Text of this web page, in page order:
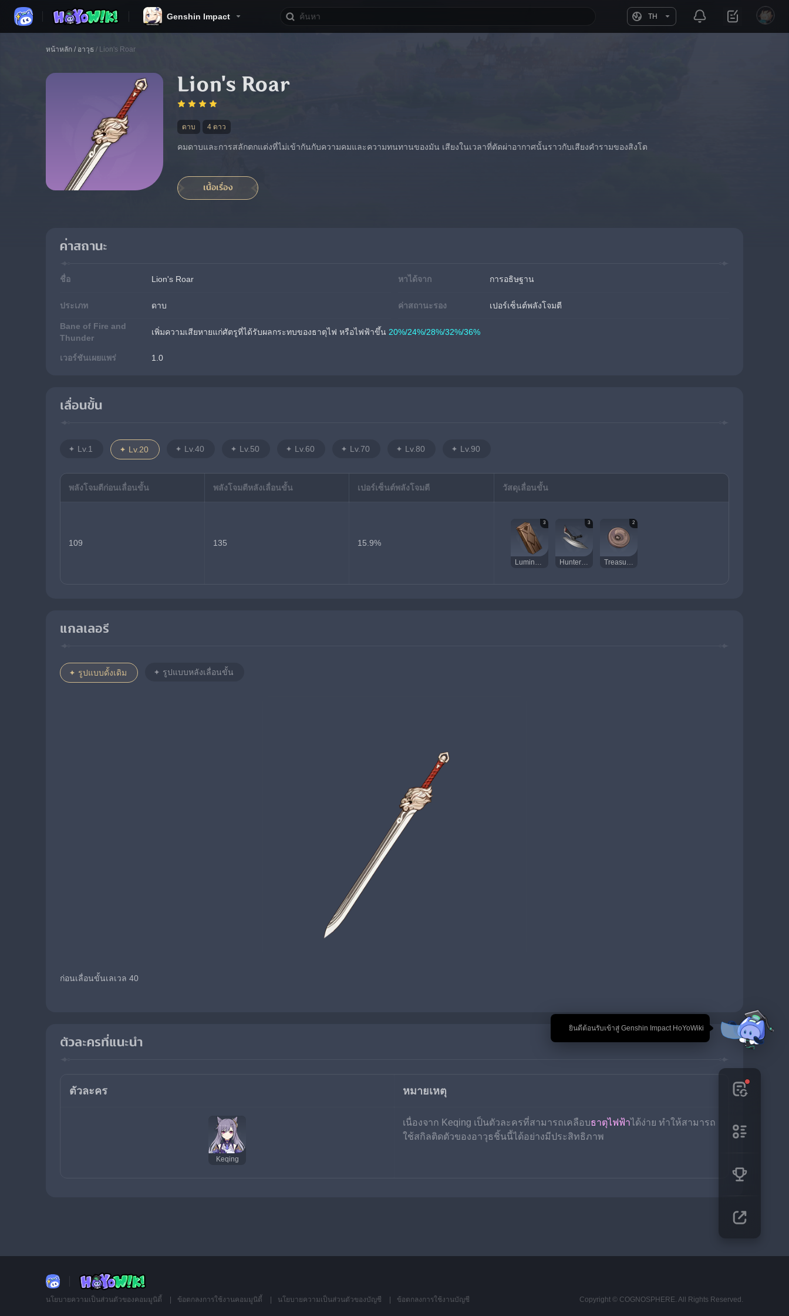
Genshin Impact TH
🎉 ยินดีต้อนรับเข้าสู่ Genshin Impact HoYoWiki
หน้าหลัก / อาวุธ / Lion's Roar
Lion's Roar
ดาบ 4 ดาว
คมดาบและการสลักตกแต่งที่ไม่เข้ากันกับความคมและความทนทานของมัน เสียงในเวลาที่ตัดผ่าอากาศนั้นราวกับเสียงคำรามของสิงโต
เนื้อเรื่อง
ค่าสถานะ
ชื่อ Lion's Roar หาได้จาก การอธิษฐาน
ประเภท ดาบ ค่าสถานะรอง เปอร์เซ็นต์พลังโจมตี
Bane of Fire and
Thunder
เพิ่มความเสียหายแก่ศัตรูที่ได้รับผลกระทบของธาตุไฟ หรือไฟฟ้าขึ้น 20%/24%/28%/32%/36%
เวอร์ชันเผยแพร่ 1.0
เลื่อนขั้น
Lv.1 Lv.20 Lv.40 Lv.50 Lv.60 Lv.70 Lv.80 Lv.90
พลังโจมตีก่อนเลื่อนขั้น พลังโจมตีหลังเลื่อนขั้น เปอร์เซ็นต์พลังโจมตี วัสดุเลื่อนขั้น
109 135 15.9%
3 3 2
แกลเลอรี
รูปแบบดั้งเดิม รูปแบบหลังเลื่อนขั้น
ก่อนเลื่อนขั้นเลเวล 40
ตัวละครที่แนะนำ
ตัวละคร หมายเหตุ
Keqing
เนื่องจาก Keqing เป็นตัวละครที่สามารถเคลือบธาตุไฟฟ้าได้ง่าย ทำให้สามารถ
ใช้สกิลติดตัวของอาวุธชิ้นนี้ได้อย่างมีประสิทธิภาพ
นโยบายความเป็นส่วนตัวของคอมมูนิตี้ ข้อตกลงการใช้งานคอมมูนิตี้ นโยบายความเป็นส่วนตัวของบัญชี ข้อตกลงการใช้งานบัญชี Copyright © COGNOSPHERE. All Rights Reserved.